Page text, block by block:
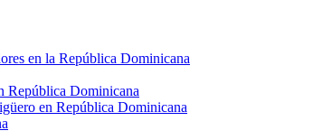
en la República Dominicana
República Dominicana
en República Dominicana